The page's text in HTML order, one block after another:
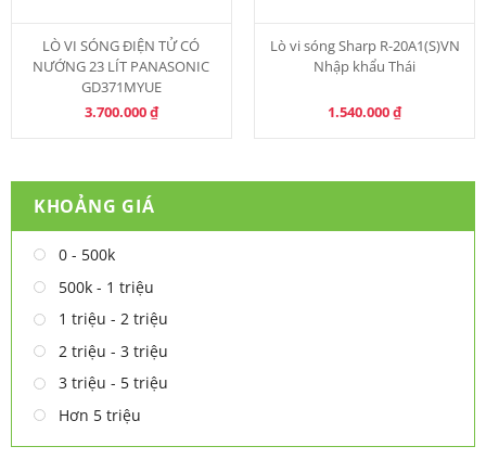
LÒ VI SÓNG ĐIỆN TỬ CÓ
NƯỚNG 23 LÍT PANASONIC
GD371MYUE
3.700.000₫
Lò vi sóng Sharp R-20A1(S)VN
Nhập khẩu Thái
1.540.000₫
KHOẢNG GIÁ
0 - 500k
500k - 1 triệu
1 triệu - 2 triệu
2 triệu - 3 triệu
3 triệu - 5 triệu
Hơn 5 triệu